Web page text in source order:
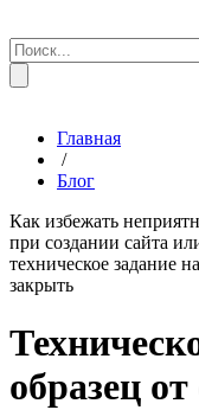
Главная
/
Блог
Как избежать
при создании сайта
техническое задание
закрыть
образец